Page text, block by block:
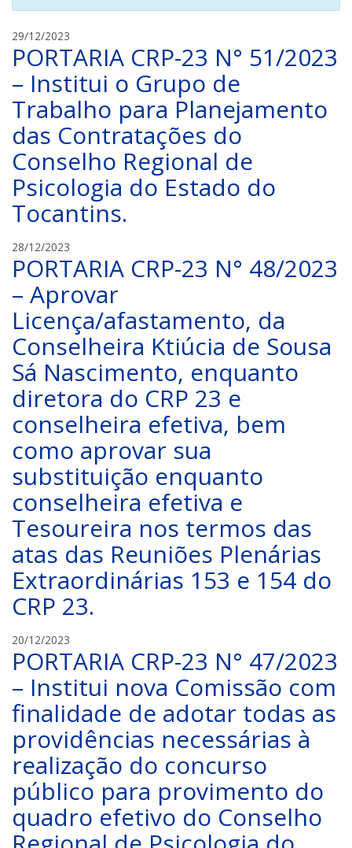
29/12/2023
R
P
-
2
3
PORTARIA CRP-23 N° 51/2023
– Institui o Grupo de
Trabalho para Planejamento
das Contratações do
Conselho Regional de
Psicologia do Estado do
Tocantins.
28/12/2023
R
P
-
2
3
PORTARIA CRP-23 N° 48/2023
– Aprovar
Licença/afastamento, da
Conselheira Ktiúcia de Sousa
Sá Nascimento, enquanto
diretora do CRP 23 e
conselheira efetiva, bem
como aprovar sua
substituição enquanto
conselheira efetiva e
Tesoureira nos termos das
atas das Reuniões Plenárias
Extraordinárias 153 e 154 do
CRP 23.
20/12/2023
R
P
-
2
3
PORTARIA CRP-23 N° 47/2023
– Institui nova Comissão com
finalidade de adotar todas as
providências necessárias à
realização do concurso
público para provimento do
quadro efetivo do Conselho